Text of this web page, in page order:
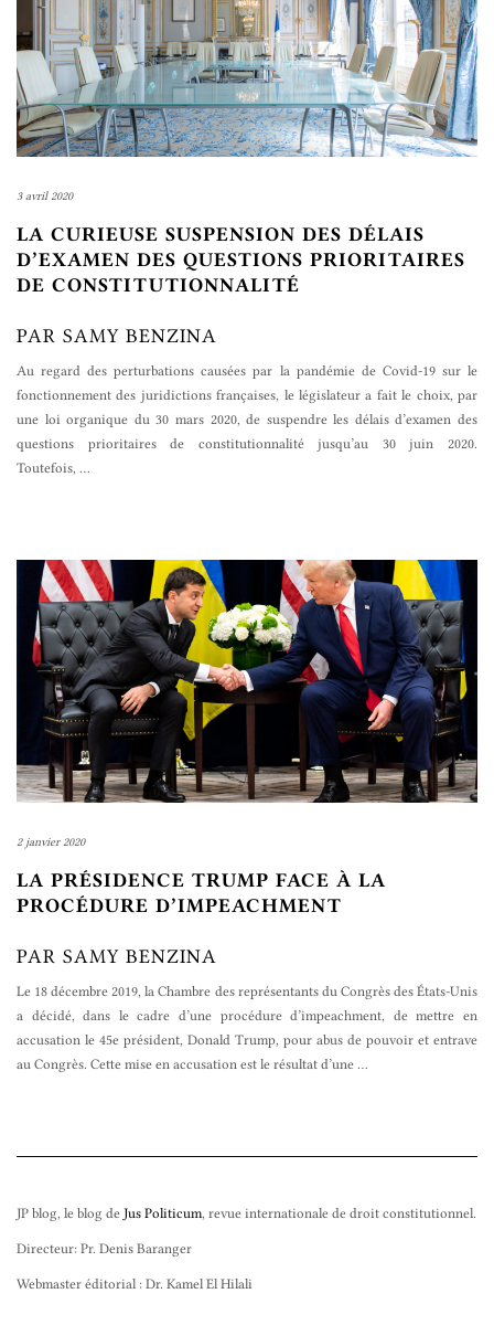
3 avril 2020
LA CURIEUSE SUSPENSION DES DÉLAIS
D’EXAMEN DES QUESTIONS PRIORITAIRES
DE CONSTITUTIONNALITÉ
PAR SAMY BENZINA
Au regard des perturbations causées par la pandémie de Covid-19 sur le
fonctionnement des juridictions françaises, le législateur a fait le choix, par
une loi organique du 30 mars 2020, de suspendre les délais d’examen des
questions prioritaires de constitutionnalité jusqu’au 30 juin 2020.
Toutefois, …
2 janvier 2020
LA PRÉSIDENCE TRUMP FACE À LA
PROCÉDURE D’IMPEACHMENT
PAR SAMY BENZINA
Le 18 décembre 2019, la Chambre des représentants du Congrès des États-Unis
a décidé, dans le cadre d’une procédure d’impeachment, de mettre en
accusation le 45e président, Donald Trump, pour abus de pouvoir et entrave
au Congrès. Cette mise en accusation est le résultat d’une …
JP blog, le blog de Jus Politicum, revue internationale de droit constitutionnel.
Directeur: Pr. Denis Baranger
Webmaster éditorial : Dr. Kamel El Hilali